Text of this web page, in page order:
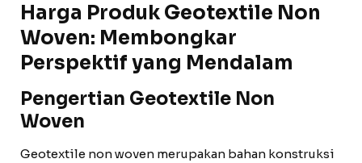
Harga Produk Geotextile Non
Woven: Membongkar
Perspektif yang Mendalam
Pengertian Geotextile Non
Woven
Geotextile non woven merupakan bahan konstruksi